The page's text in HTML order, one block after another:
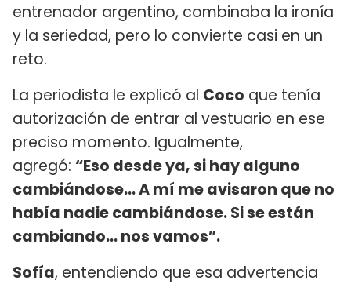
entrenador argentino, combinaba la ironía
y la seriedad, pero lo convierte casi en un
reto.
La periodista le explicó al Coco que tenía
autorización de entrar al vestuario en ese
preciso momento. Igualmente,
agregó: “Eso desde ya, si hay alguno
cambiándose... A mí me avisaron que no
había nadie cambiándose. Si se están
cambiando... nos vamos”.
Sofía, entendiendo que esa advertencia